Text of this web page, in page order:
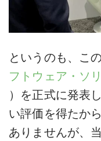
というのも、こ
フトウェア・ソ
）を正式に発表
い評価を得たか
ありませんが、